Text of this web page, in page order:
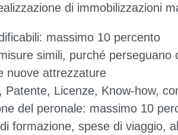
di immobilizzazioni
massimo 10 percento
simili, purché
nuove attrezzature
Patente, Licenze, Know-how,
del peronale: massimo 10
formazione, spese di viaggio,